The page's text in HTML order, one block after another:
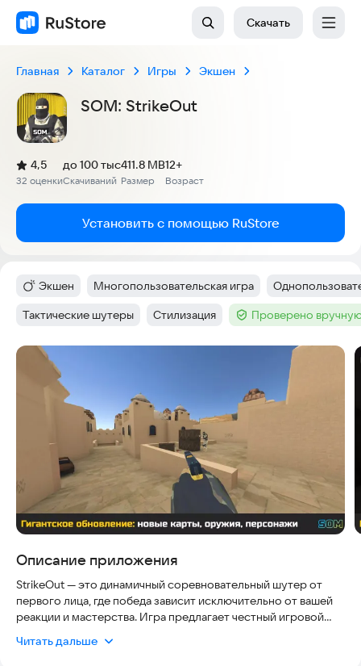
Скачать
Главная Каталог Игры Экшен
SOM: StrikeOut
Рейтинг:
4,5
(
32 оценки
)
Скачиваний
до 100 тыс
Размер
411.8 MB
Возраст
12+
Установить с помощью RuStore
Категория
Экшен Тег:
Многопользовательская игра Тег:
Тег:
Тактические шутеры Тег:
Стилизация Тег :Проверено
Скриншоты
Описание приложения
StrikeOut — это динамичный соревновательный шутер от
первого лица, где победа зависит исключительно от вашей
реакции и мастерства. Игра предлагает честный игровой
результатом вашего скилла. Вы выбираете команду и ведете
Читать дальше